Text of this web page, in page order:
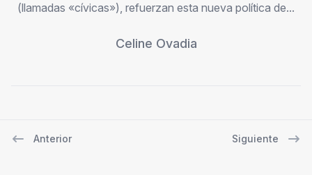
(llamadas «cívicas»), refuerzan esta nueva política de...
Celine Ovadia
Navegación de entradas
Anterior Siguiente